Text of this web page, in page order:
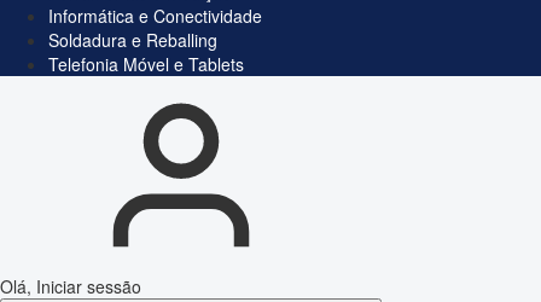
Informática e Conectividade
Soldadura e Reballing
Telefonia Móvel e Tablets
Olá, Iniciar sessão